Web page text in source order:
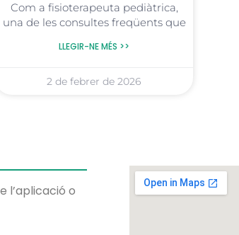
Com a fisioterapeuta pediàtrica,
una de les consultes freqüents que
LLEGIR-NE MÉS >>
2 de febrer de 2026
l’aplicació o